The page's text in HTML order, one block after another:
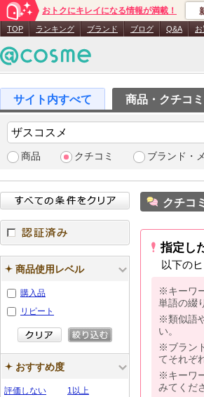
おトクにキレイになる情報が満載！
TOP ランキング ブランド ブログ Q&A
商品・クチコミ
商品 クチコミ ブランド・
クチコ
指定し
以下の
※キーワ
単語の綴
※類似語
い。
※ブラン
てそれぞ
※キーワ
みてくだ
認証済み
商品使用レベル
購入品
リピート
おすすめ度
評価しない
1以上